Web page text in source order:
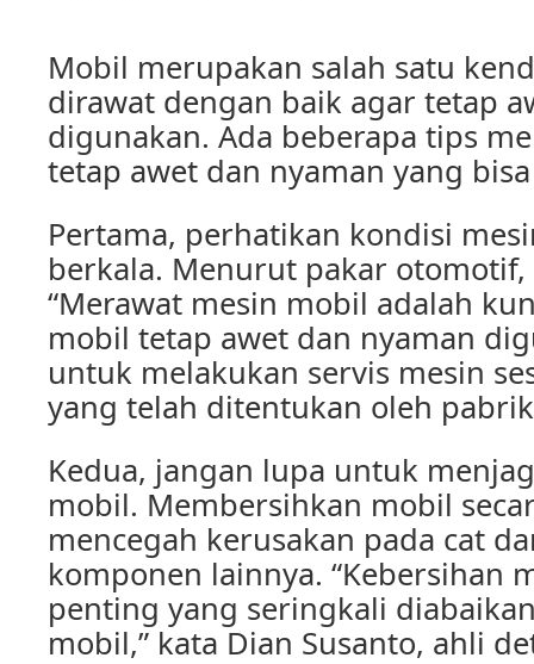
Mobil merupakan salah satu
dirawat dengan baik agar tetap
digunakan. Ada beberapa tips
tetap awet dan nyaman yang
Pertama, perhatikan kondisi
berkala. Menurut pakar otomotif,
“Merawat mesin mobil adalah
mobil tetap awet dan nyaman
untuk melakukan servis mesin
yang telah ditentukan oleh
Kedua, jangan lupa untuk
mobil. Membersihkan mobil
mencegah kerusakan pada cat
komponen lainnya. “Kebersihan
penting yang seringkali
mobil,” kata Dian Susanto, ahli